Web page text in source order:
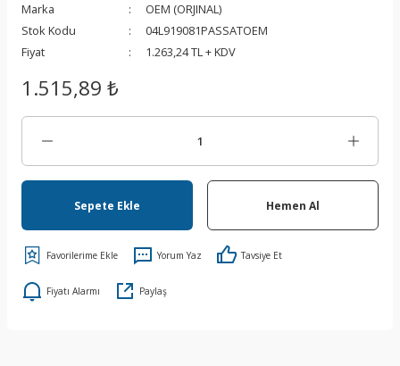
Marka
OEM (ORJINAL)
Stok Kodu
04L919081PASSATOEM
Fiyat
1.263,24 TL + KDV
1.515,89 ₺
Sepete Ekle Hemen Al
Yorum Yaz Tavsiye Et
Fiyatı Alarmı Paylaş